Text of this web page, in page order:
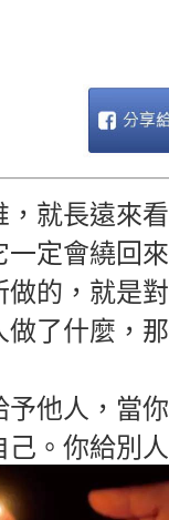
，就長遠來
定會繞回來
做的，就是
做了什麼，
予他人，當
。 你給別